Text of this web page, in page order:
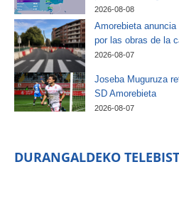
2026-08-08
Amorebieta
por las obras de la
2026-08-07
Joseba Muguruza
SD Amorebieta
2026-08-07
DURANGALDEKO